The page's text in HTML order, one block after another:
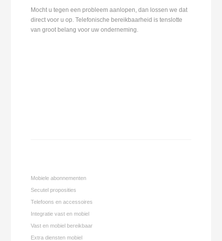
Mocht u tegen een probleem aanlopen, dan lossen we dat
direct voor u op. Telefonische bereikbaarheid is tenslotte
van groot belang voor uw onderneming.
Mobiele abonnementen
Secutel proposities
Telefoons en accessoires
Integratie vast en mobiel
Vast en mobiel bereikbaar
Extra diensten mobiel